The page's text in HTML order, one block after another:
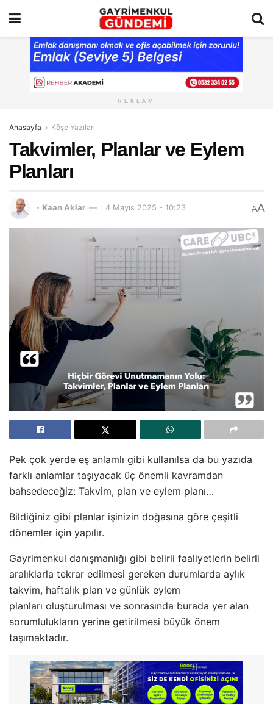
REKLAM
Anasayfa Köşe Yazıları
Takvimler, Planlar ve Eylem
Planları
- Kaan Aklar 4 Mayıs 2025 - 10:23 AA
Pek çok yerde eş anlamlı gibi kullanılsa da bu yazıda
farklı anlamlar taşıyacak üç önemli kavramdan
bahsedeceğiz: Takvim, plan ve eylem planı…
Bildiğiniz gibi planlar işinizin doğasına göre çeşitli
dönemler için yapılır.
Gayrimenkul danışmanlığı gibi belirli faaliyetlerin belirli
aralıklarla tekrar edilmesi gereken durumlarda aylık
takvim, haftalık plan ve günlük eylem
planları oluşturulması ve sonrasında burada yer alan
sorumlulukların yerine getirilmesi büyük önem
taşımaktadır.